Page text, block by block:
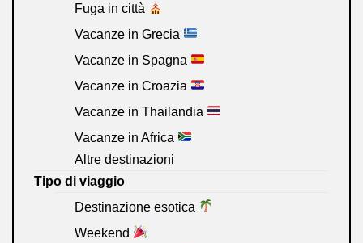
Fuga in città
Vacanze in Grecia
Vacanze in Spagna
Vacanze in Croazia
Vacanze in Thailandia
Vacanze in Africa
Altre destinazioni
Tipo di viaggio
Destinazione esotica
Weekend